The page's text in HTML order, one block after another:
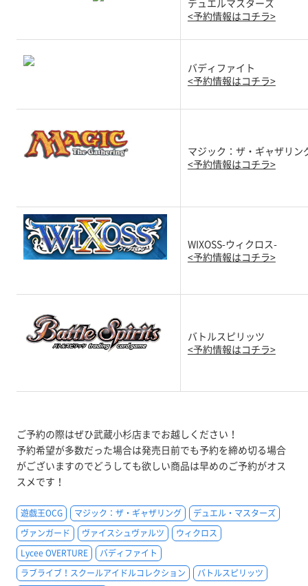
デュエルマスターズ
<予約情報はコチラ>
バディファイト
<予約情報はコチラ>
マジック：ザ・ギャザリン
<予約情報はコチラ>
WIXOSS-ウィクロス-
<予約情報はコチラ>
バトルスピリッツ
<予約情報はコチラ>
ご予約の際はぜひ武蔵小杉店までお越しください！
予約希望が多数だった場合は発売日前でも予約を締め切る場合
がございますのでどうしても欲しい商品は早めのご予約がオス
スメです！
遊戯王OCG マジック：ザ・ギャザリング
デュエル・マスターズ
ヴァンガード
ヴァイスシュヴァルツ
ウィクロス
Lycee OVERTURE
バディファイト
ラブライブ！スクールアイドルコレクション
バトルスピリッツ